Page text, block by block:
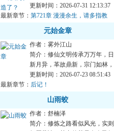
生到年，觉醒小花养成系统，只
要培养艺人，就...
更新时间：2026-07-31 12:13:37
最新章节： 第721章 漫漫余生，请多指教
元始金章
作者：雾外江山
简介：修仙文明传承万万年，日
新月异，革故鼎新，宗门如林，
强者如蚁。修士有奇遇，宗门有
死战，天地有灵...
更新时间：2026-07-23 08:51:43
最新章节： 后记！
山雨蛟
作者：舒楠泽
简介：修炼之路看似风光，实则